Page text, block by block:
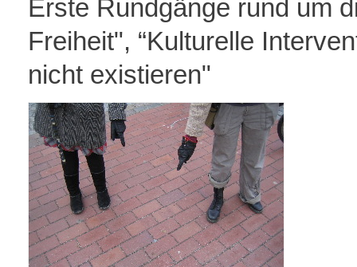
Erste Rundgänge rund um
Freiheit", “Kulturelle
nicht existieren"